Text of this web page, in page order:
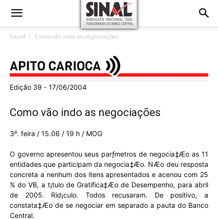
Inicial Como vão indo as negociações
Edição 39 - 17/06/2004
Como vão indo as negociações
3a. feira / 15.06 / 19 h / MOG
O governo apresentou seus parƒmetros de negocia‡Æo as 11
entidades que participam da negocia‡Æo. NÆo deu resposta
concreta a nenhum dos itens apresentados e acenou com 25
% do VB, a t¡tulo de Gratifica‡Æo de Desempenho, para abril
de 2005. Rid¡culo. Todos recusaram. De positivo, a
constata‡Æo de se negociar em separado a pauta do Banco
Central.